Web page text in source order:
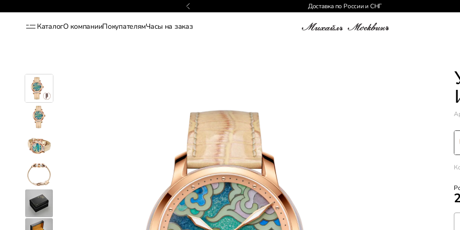
Доставка по России и СНГ
КаталогО компанииПокупателямЧасы на заказ